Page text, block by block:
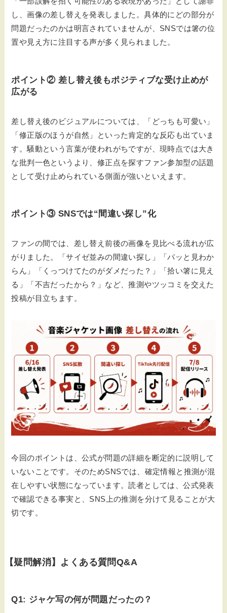
し、画像の差し替えを発表しました。具体的にどの部分が
問題だったのかは明言されていませんが、SNSでは箸の位
置や見え方に注目する声が多く見られました。
ポイント② 差し替え後もポジティブな受け止めが
広がる
差し替え後のビジュアルについては、「どっちも可愛い」
「修正版のほうが自然」といった肯定的な反応も出ていま
す。騒動という言葉が使われがちですが、現時点では大き
な批判一色というより、修正点を探すファン参加型の話題
として受け止められている側面が強いといえます。
ポイント③ SNSでは“間違い探し”化
ファンの間では、差し替え前後の画像を見比べる流れが広
がりました。「サイゼ並みの間違い探し」「パッと見わか
らん」「くっつけてたのがダメだった？」「拾い箸に見え
る」「不吉だったから？」など、推測やツッコミを交えた
投稿が目立ちます。
今回のポイントは、公式が問題の詳細を断定的に説明して
いないことです。そのためSNSでは、確定情報と推測が混
在しやすい状態になっています。読者としては、公式発表
で確認できる事実と、SNS上の推測を分けて見ることが大
切です。
【疑問解消】よくある質問Q&A
Q1: ジャケ写の何が問題だったの？